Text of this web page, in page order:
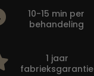
10-15 min per
behandeling
1 jaar
fabrieksgarantie